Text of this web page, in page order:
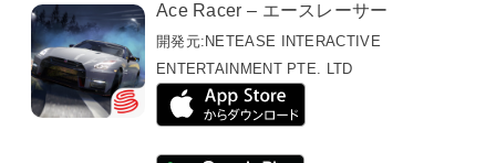
Ace Racer – エースレーサー
開発元: NETEASE INTERACTIVE
ENTERTAINMENT PTE. LTD